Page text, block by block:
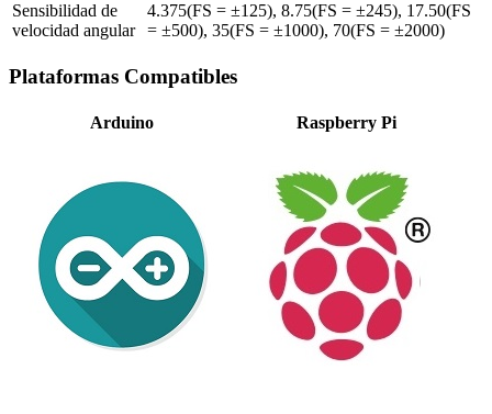
Sensibilidad de
velocidad angular
4.375(FS = ±125), 8.75(FS = ±245), 17.50(FS
= ±500), 35(FS = ±1000), 70(FS = ±2000)
Plataformas Compatibles
Arduino Raspberry Pi